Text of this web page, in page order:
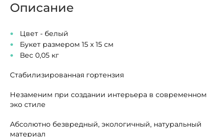
Описание
Цвет - белый
Букет размером 15 х 15 см
Вес 0,05 кг
Стабилизированная гортензия
Незаменим при создании интерьера в современном
эко стиле
Абсолютно безвредный, экологичный, натуральный
материал